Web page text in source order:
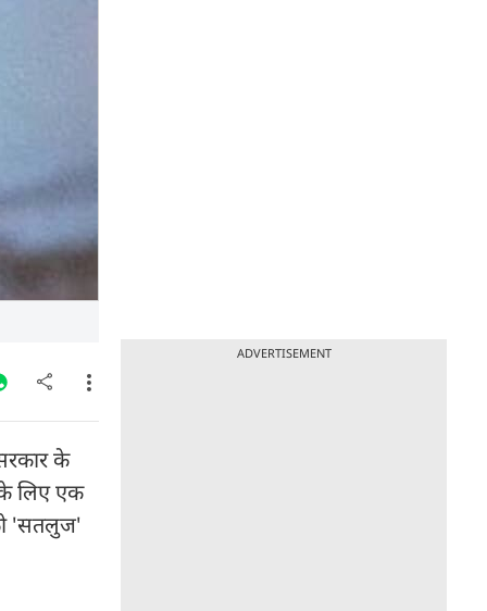
के
लिए एक
'सतलुज'
ADVERTISEMENT